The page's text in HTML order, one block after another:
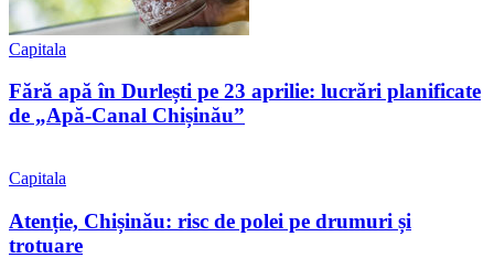
Capitala
Fără apă în Durlești pe 23 aprilie: lucrări planificate
de „Apă-Canal Chișinău”
Capitala
Atenție, Chișinău: risc de polei pe drumuri și
trotuare